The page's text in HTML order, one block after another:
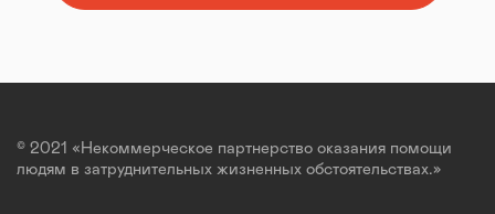
© 2021 «Некоммерческое партнерство оказания помощи
людям в затруднительных жизненных обстоятельствах.»